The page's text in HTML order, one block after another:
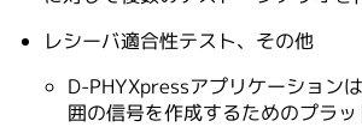
レシーバ適合性テスト、その他
D-PHYXpressアプリケーション
囲の信号を作成するためのプラ